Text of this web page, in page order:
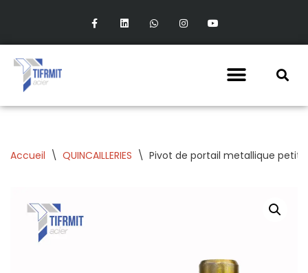
contenu
Accueil \ QUINCAILLERIES \ Pivot de portail metallique petit